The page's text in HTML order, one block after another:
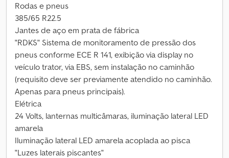
Rodas e pneus
385/65 R22.5
Jantes de aço em prata de fábrica
"RDKS" Sistema de monitoramento de pressão dos
pneus conforme ECE R 141, exibição via display no
veículo trator, via EBS, sem instalação no caminhão
(requisito deve ser previamente atendido no caminhão.
Apenas para pneus principais).
Elétrica
24 Volts, lanternas multicâmaras, iluminação lateral LED
amarela
Iluminação lateral LED amarela acoplada ao pisca
"Luzes laterais piscantes"